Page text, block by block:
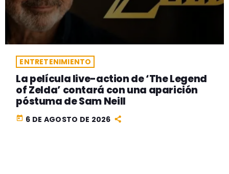
ENTRETENIMIENTO
La película live-action de ‘The Legend
of Zelda’ contará con una aparición
póstuma de Sam Neill
today 6 DE AGOSTO DE 2026